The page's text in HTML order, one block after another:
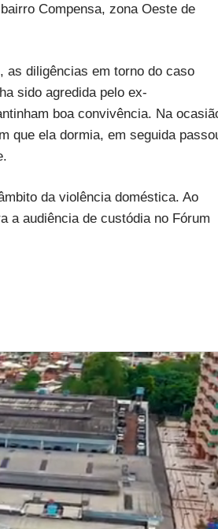
Compensa, zona Oeste de
as diligências em torno do caso
sido agredida pelo ex-
boa convivência. Na
que ela dormia, em seguida
da violência doméstica. Ao
a audiência de custódia no Fórum